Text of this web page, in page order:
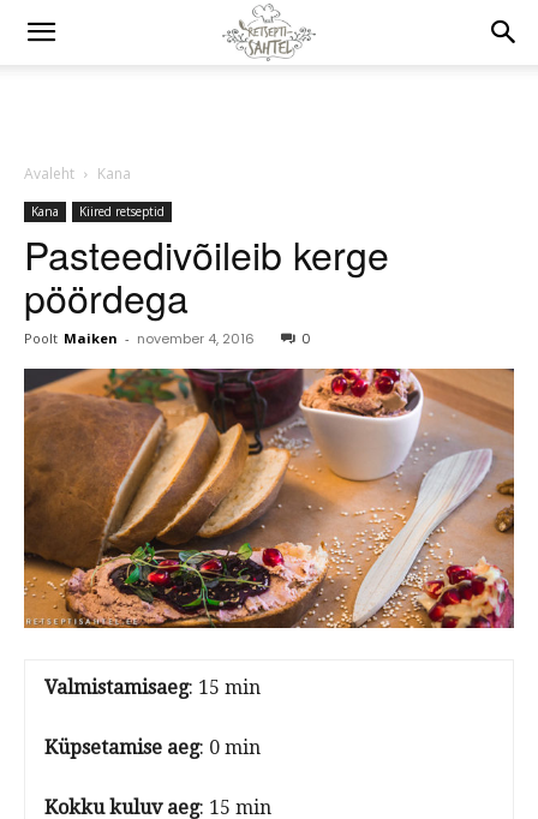
Avaleht Kana
Kana Kiired retseptid
Pasteedivõileib kerge
pöördega
Poolt Maiken - november 4, 2016 0
Valmistamisaeg: 15 min
Küpsetamise aeg: 0 min
Kokku kuluv aeg: 15 min